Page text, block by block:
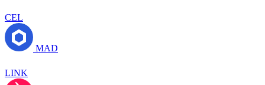
CEL
MAD
LINK